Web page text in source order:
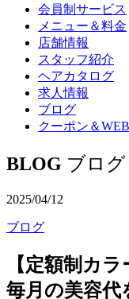
会員制サービス
メニュー＆料金
店舗情報
スタッフ紹介
ヘアカタログ
求人情報
ブログ
クーポン＆
BLOG ブログ
2025/04/12
ブログ
【定額制カ
毎月の美容代